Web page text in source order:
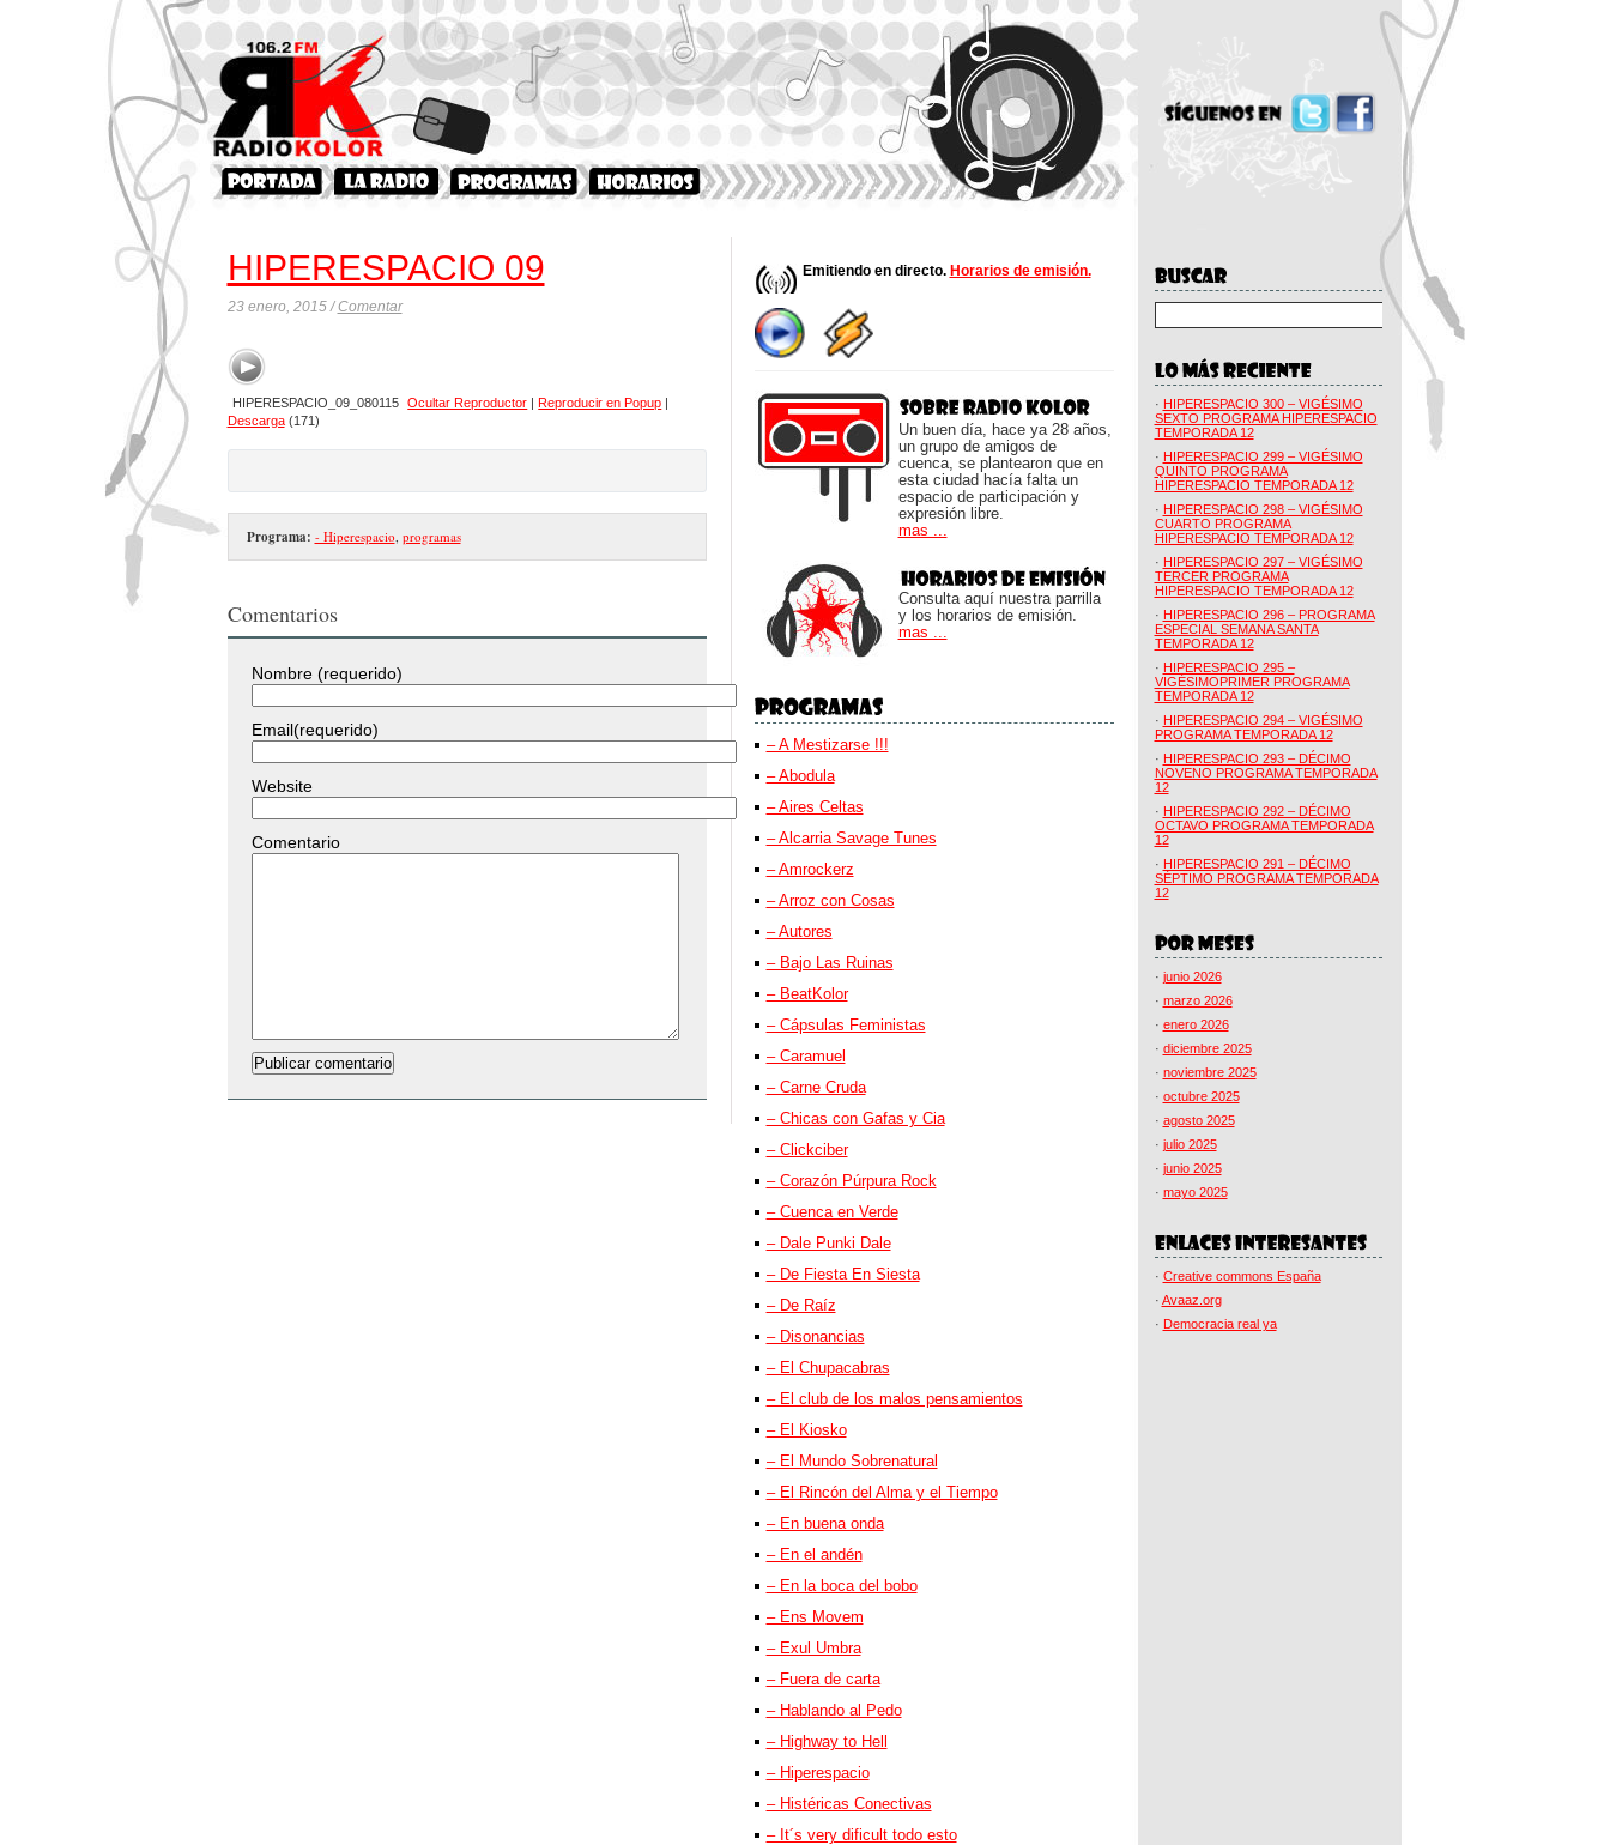
HIPERESPACIO 09
23 enero, 2015 /Comentar
HIPERESPACIO_09_080115 Ocultar Reproductor |Reproducir en Popup |
Descarga(171)
Programa: - Hiperespacio, programas
Comentarios
Nombre (requerido)
Email(requerido)
Website
Comentario
Emitiendo en directo. Horarios de emisión.
Un buen día, hace ya 28 años,
un grupo de amigos de
cuenca, se plantearon que en
esta ciudad hacía falta un
espacio de participación y
expresión libre.
mas ...
Consulta aquí nuestra parrilla
y los horarios de emisión.
mas ...
– A Mestizarse !!!
– Abodula
– Aires Celtas
– Alcarria Savage Tunes
– Amrockerz
– Arroz con Cosas
– Autores
– Bajo Las Ruinas
– BeatKolor
– Cápsulas Feministas
– Caramuel
– Carne Cruda
– Chicas con Gafas y Cia
– Clickciber
– Corazón Púrpura Rock
– Cuenca en Verde
– Dale Punki Dale
– De Fiesta En Siesta
– De Raíz
– Disonancias
– El Chupacabras
– El club de los malos pensamientos
– El Kiosko
– El Mundo Sobrenatural
– El Rincón del Alma y el Tiempo
– En buena onda
– En el andén
– En la boca del bobo
– Ens Movem
– Exul Umbra
– Fuera de carta
– Hablando al Pedo
– Highway to Hell
– Hiperespacio
– Histéricas Conectivas
– It´s very dificult todo esto
· HIPERESPACIO 300 – VIGÉSIMO
SEXTO PROGRAMA HIPERESPACIO
TEMPORADA 12
· HIPERESPACIO 299 – VIGÉSIMO
QUINTO PROGRAMA
HIPERESPACIO TEMPORADA 12
· HIPERESPACIO 298 – VIGÉSIMO
CUARTO PROGRAMA
HIPERESPACIO TEMPORADA 12
· HIPERESPACIO 297 – VIGÉSIMO
TERCER PROGRAMA
HIPERESPACIO TEMPORADA 12
· HIPERESPACIO 296 – PROGRAMA
ESPECIAL SEMANA SANTA
TEMPORADA 12
· HIPERESPACIO 295 –
VIGÉSIMOPRIMER PROGRAMA
TEMPORADA 12
· HIPERESPACIO 294 – VIGÉSIMO
PROGRAMA TEMPORADA 12
· HIPERESPACIO 293 – DÉCIMO
NOVENO PROGRAMA TEMPORADA
12
· HIPERESPACIO 292 – DÉCIMO
OCTAVO PROGRAMA TEMPORADA
12
· HIPERESPACIO 291 – DÉCIMO
SÉPTIMO PROGRAMA TEMPORADA
12
· junio 2026
· marzo 2026
· enero 2026
· diciembre 2025
· noviembre 2025
· octubre 2025
· agosto 2025
· julio 2025
· junio 2025
· mayo 2025
· Creative commons España
· Avaaz.org
· Democracia real ya